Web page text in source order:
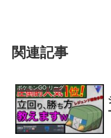
関連記事
ポケモンGO リーグ